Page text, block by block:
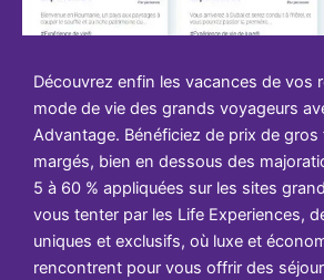
Découvrez enfin les vacances de vos
mode de vie des grands voyageurs
Advantage. Bénéficiez de prix de gros
margés, bien en dessous des
5 à 60 % appliquées sur les sites
vous tenter par les Life Experiences,
uniques et exclusifs, où luxe et
rencontrent pour vous offrir des